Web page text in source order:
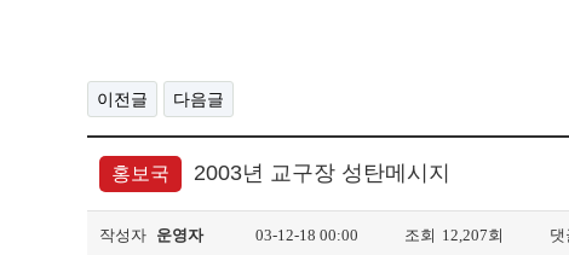
이전글 다음글
홍보국 2003년 교구장 성탄메시지
작성자 운영자 03-12-18 00:00 조회 12,207회 댓